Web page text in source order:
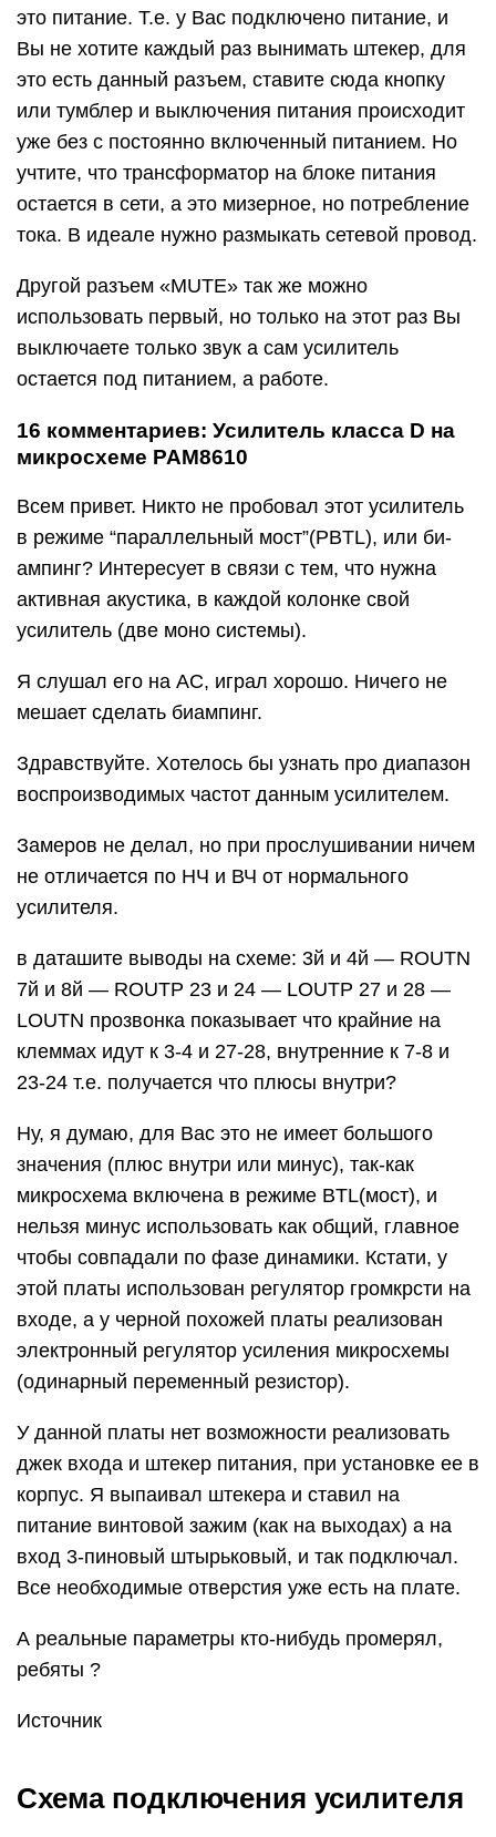
это питание. Т.е. у Вас подключено питание, и
Вы не хотите каждый раз вынимать штекер, для
это есть данный разъем, ставите сюда кнопку
или тумблер и выключения питания происходит
уже без с постоянно включенный питанием. Но
учтите, что трансформатор на блоке питания
остается в сети, а это мизерное, но потребление
тока. В идеале нужно размыкать сетевой провод.
Другой разъем «MUTE» так же можно
использовать первый, но только на этот раз Вы
выключаете только звук а сам усилитель
остается под питанием, а работе.
16 комментариев: Усилитель класса D на
микросхеме PAM8610
Всем привет. Никто не пробовал этот усилитель
в режиме “параллельный мост”(PBTL), или би-
ампинг? Интересует в связи с тем, что нужна
активная акустика, в каждой колонке свой
усилитель (две моно системы).
Я слушал его на АС, играл хорошо. Ничего не
мешает сделать биампинг.
Здравствуйте. Хотелось бы узнать про диапазон
воспроизводимых частот данным усилителем.
Замеров не делал, но при прослушивании ничем
не отличается по НЧ и ВЧ от нормального
усилителя.
в даташите выводы на схеме: 3й и 4й — ROUTN
7й и 8й — ROUTP 23 и 24 — LOUTP 27 и 28 —
LOUTN прозвонка показывает что крайние на
клеммах идут к 3-4 и 27-28, внутренние к 7-8 и
23-24 т.е. получается что плюсы внутри?
Ну, я думаю, для Вас это не имеет большого
значения (плюс внутри или минус), так-как
микросхема включена в режиме BTL(мост), и
нельзя минус использовать как общий, главное
чтобы совпадали по фазе динамики. Кстати, у
этой платы использован регулятор громкрсти на
входе, а у черной похожей платы реализован
электронный регулятор усиления микросхемы
(одинарный переменный резистор).
У данной платы нет возможности реализовать
джек входа и штекер питания, при установке ее в
корпус. Я выпаивал штекера и ставил на
питание винтовой зажим (как на выходах) а на
вход 3-пиновый штырьковый, и так подключал.
Все необходимые отверстия уже есть на плате.
А реальные параметры кто-нибудь промерял,
ребяты ?
Источник
Схема подключения усилителя